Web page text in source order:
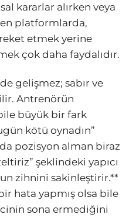
kararlar alırken veya
platformlarda,
etmek yerine
çok daha faydalıdır.
gelişmez; sabır ve
Antrenörün
büyük bir fark
kötü oynadın”
pozisyon alman biraz
şeklindeki yapıcı
zihnini sakinleştirir.**
hata yapmış olsa bile
sona ermediğini